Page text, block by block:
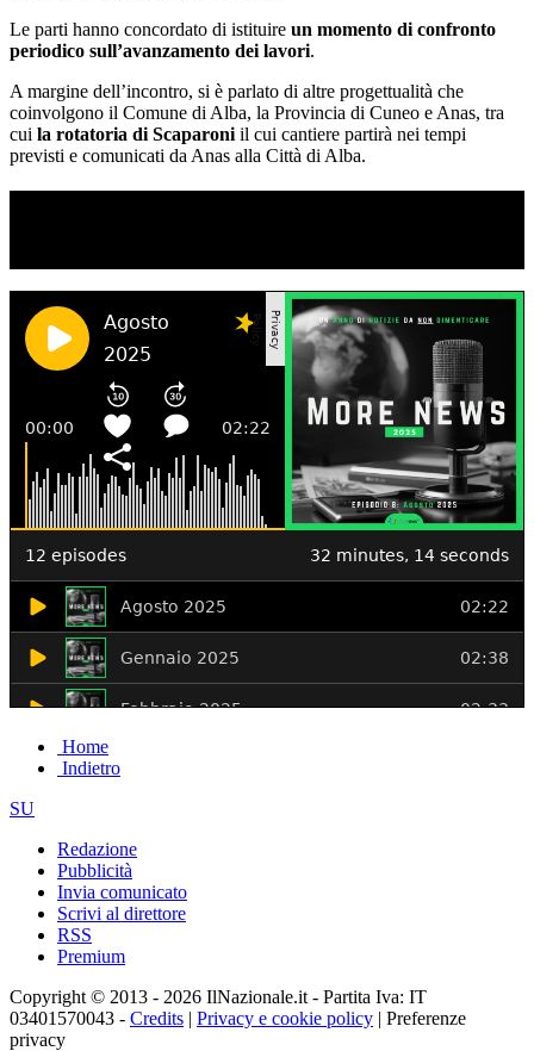
Le parti hanno concordato di istituire un momento di confronto
periodico sull’avanzamento dei lavori.
A margine dell’incontro, si è parlato di altre progettualità che
coinvolgono il Comune di Alba, la Provincia di Cuneo e Anas, tra
cui la rotatoria di Scaparoni il cui cantiere partirà nei tempi
previsti e comunicati da Anas alla Città di Alba.
Home
Indietro
SU
Redazione
Pubblicità
Invia comunicato
Scrivi al direttore
RSS
Premium
Copyright © 2013 - 2026 IlNazionale.it - Partita Iva: IT
03401570043 - Credits | Privacy e cookie policy | Preferenze
privacy